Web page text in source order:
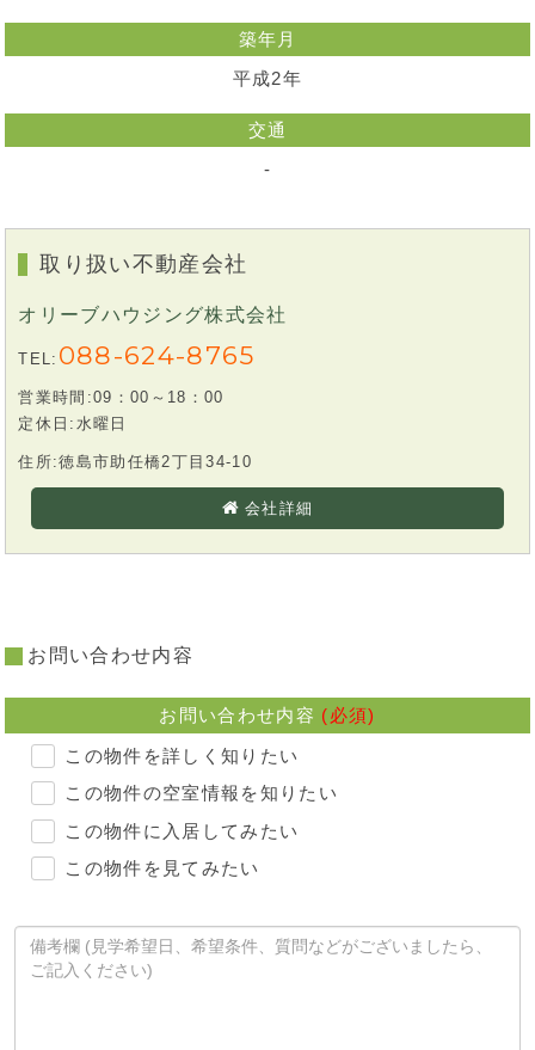
築年月
平成2年
交通
-
取り扱い不動産会社
オリーブハウジング株式会社
TEL: 088-624-8765
営業時間:09：00～18：00
定休日:水曜日
住所:徳島市助任橋2丁目34-10
会社詳細
お問い合わせ内容
お問い合わせ内容 (必須)
この物件を詳しく知りたい
この物件の空室情報を知りたい
この物件に入居してみたい
この物件を見てみたい